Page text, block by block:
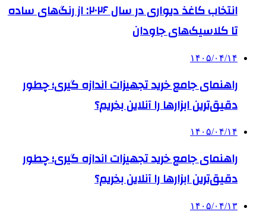
انتخاب کاغذ دیواری در سال ۲۰۲۶: از رنگ‌های ساده
تا کلاسیک‌های جاودان
۱۴۰۵/۰۴/۱۴
راهنمای جامع خرید تجهیزات اندازه گیری؛ چطور
دقیق‌ترین ابزارها را آنلاین بخریم؟
۱۴۰۵/۰۴/۱۴
راهنمای جامع خرید تجهیزات اندازه گیری؛ چطور
دقیق‌ترین ابزارها را آنلاین بخریم؟
۱۴۰۵/۰۴/۱۳